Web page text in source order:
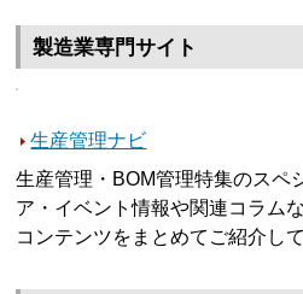
製造業専門サイト
生産管理ナビ
生産管理・BOM管理特集のスペ
ア・イベント情報や関連コラム
コンテンツをまとめてご紹介し